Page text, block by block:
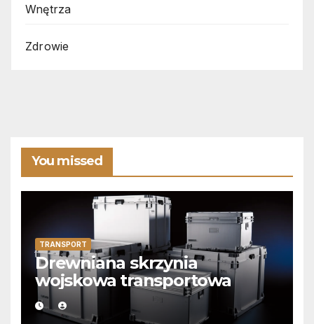
Wnętrza
Zdrowie
You missed
TRANSPORT
Drewniana skrzynia
wojskowa transportowa